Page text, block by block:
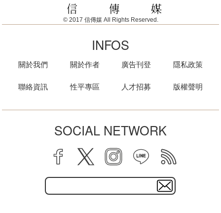
© 2017 信傳媒 All Rights Reserved.
INFOS
關於我們
聯絡資訊
關於作者
性平專區
廣告刊登
人才招募
隱私政策
版權聲明
SOCIAL NETWORK
facebook twitter instagram